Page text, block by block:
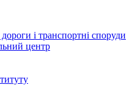
і транспортні споруди
центр